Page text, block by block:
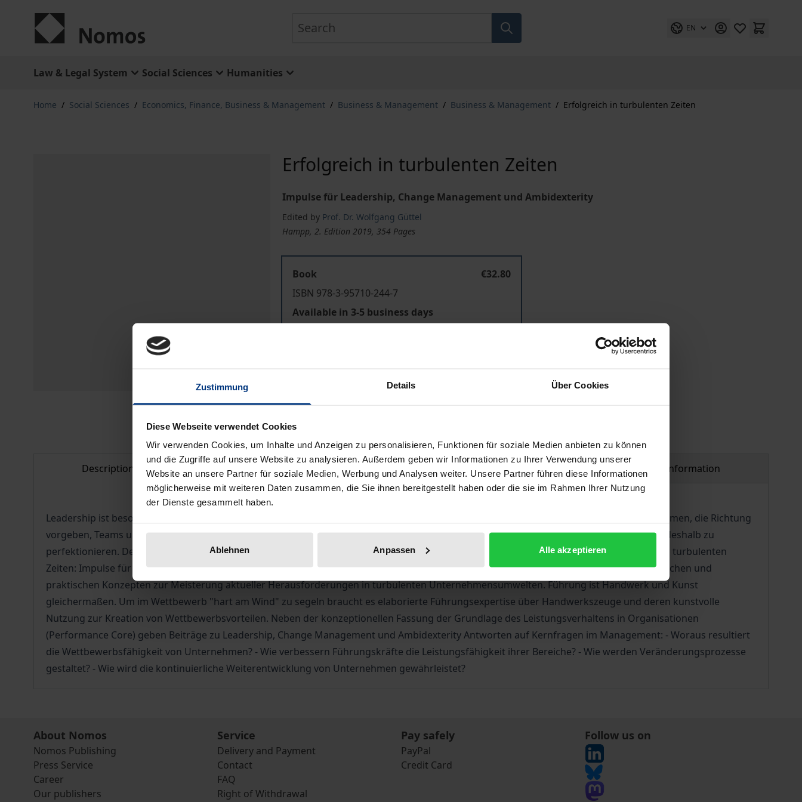
Zustimmung Details Über Cookies
Diese Webseite verwendet Cookies
Wir verwenden Cookies, um Inhalte und Anzeigen zu personalisieren, Funktionen für soziale Medien anbieten zu können
und die Zugriffe auf unsere Website zu analysieren. Außerdem geben wir Informationen zu Ihrer Verwendung unserer
Website an unsere Partner für soziale Medien, Werbung und Analysen weiter. Unsere Partner führen diese Informationen
möglicherweise mit weiteren Daten zusammen, die Sie ihnen bereitgestellt haben oder die sie im Rahmen Ihrer Nutzung
der Dienste gesammelt haben.
Ablehnen Anpassen Alle akzeptieren
EN
Law & Legal System Social Sciences Humanities
Home / Social Sciences / Economics, Finance, Business & Management / Business & Management / Business & Management / Erfolgreich in turbulenten Zeiten
Erfolgreich in turbulenten Zeiten
Impulse für Leadership, Change Management und Ambidexterity
Edited by Prof. Dr. Wolfgang Güttel
Hampp, 2. Edition 2019, 354 Pages
Book
€32.80
ISBN 978-3-95710-244-7
Available in 3-5 business days
Add to Wish List
Delivery cost notice
Description Bibliographical data Additional material Product safety information
Leadership ist besonders gefragt, wenn Stürme über Unternehmen hinwegfegen. Dann braucht es Personen die Verantwortung übernehmen, die Richtung
vorgeben, Teams und MitarbeiterInnen passend einsetzen und überprüfen, ob der eingeschlagene Kurs Erfolg verspricht. Leadership ist deshalb zu
perfektionieren. Denn nur mit ausgereifter Führungsexpertise lässt sich auch in turbulenten Zeiten "hart am Wind" segeln. / Erfolgreich in turbulenten
Zeiten: Impulse für Leadership, Change Management und Ambidexterity unterstützt Führungskräfte und Unternehmen mit wissenschaftlichen und
praktischen Konzepten zur Meisterung aktueller Herausforderungen in turbulenten Unternehmensumwelten. Führung ist Handwerk und Kunst
gleichermaßen. Um im Wettbewerb "hart am Wind" zu segeln braucht es elaborierte Führungsexpertise über Handwerkszeuge und deren kunstvolle
Nutzung zur Kreation von Wettbewerbsvorteilen. Neben der konzeptionellen Fassung der Grundlage des Leistungsverhaltens in Organisationen
(Performance Core) geben Beiträge zu Leadership, Change Management und Ambidexterity Antworten auf Kernfragen im Management: - Woraus resultiert
die Wettbewerbsfähigkeit von Unternehmen? - Wie verbessern Führungskräfte die Leistungsfähigkeit ihrer Bereiche? - Wie werden Veränderungsprozesse
gestaltet? - Wie wird die kontinuierliche Weiterentwicklung von Unternehmen gewährleistet?
About Nomos
Nomos Publishing
Press Service
Career
Our publishers
Service
Delivery and Payment
Contact
FAQ
Right of Withdrawal
Pay safely
PayPal
Credit Card
Follow us on